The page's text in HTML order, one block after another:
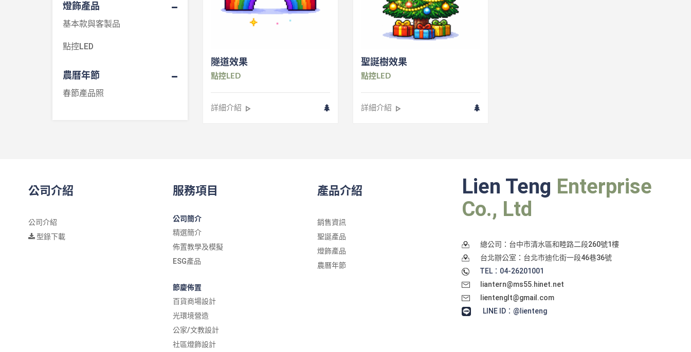
隧道效果
點控LED
詳細介紹
聖誕樹效果
點控LED
詳細介紹
燈飾產品
基本款與客製品
點控LED
農曆年節
春節產品照
公司介紹
公司介紹
型錄下載
服務項目
公司簡介
精選簡介
佈置教學及模擬
ESG產品
節慶佈置
百貨商場設計
光環境營造
公家/文教設計
社區燈飾設計
產品介紹
銷售資訊
聖誕產品
燈飾產品
農曆年節
Lien Teng Enterprise
Co., Ltd
總公司：台中市清水區和睦路二段260號1樓
台北辦公室：台北市迪化街一段46巷36號
TEL：04-26201001
liantern@ms55.hinet.net
lientenglt@gmail.com
LINE ID：@lienteng